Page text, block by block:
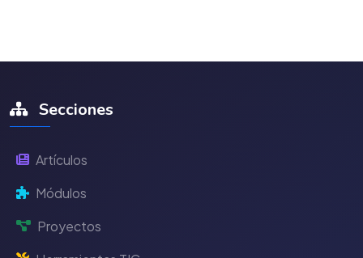
Secciones
Artículos
Módulos
Proyectos